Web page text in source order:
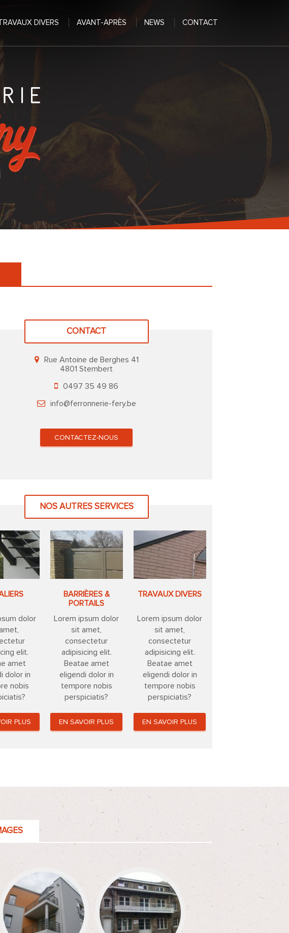
TRAVAUX DIVERS AVANT-APRÈS NEWS CONTACT
CONTACT
Rue Antoine de Berghes 41
4801 Stembert
0497 35 49 86
info@ferronnerie-fery.be
CONTACTEZ-NOUS
NOS AUTRES SERVICES
dolor
elit.
amet
dolor in
nobis
PLUS
BARRIÈRES &
PORTAILS
Lorem ipsum dolor
sit amet,
consectetur
adipisicing elit.
Beatae amet
eligendi dolor in
tempore nobis
perspiciatis?
EN SAVOIR PLUS
TRAVAUX DIVERS
Lorem ipsum dolor
sit amet,
consectetur
adipisicing elit.
Beatae amet
eligendi dolor in
tempore nobis
perspiciatis?
EN SAVOIR PLUS